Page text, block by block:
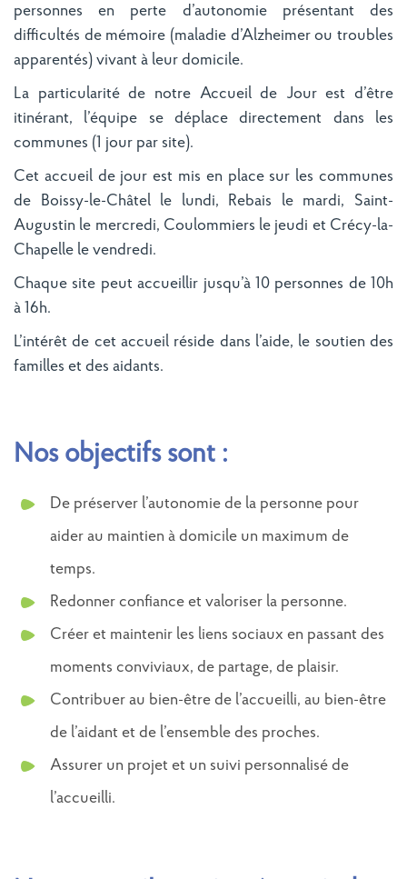
personnes en perte d’autonomie présentant des
difficultés de mémoire (maladie d’Alzheimer ou troubles
apparentés) vivant à leur domicile.
La particularité de notre Accueil de Jour est d’être
itinérant, l’équipe se déplace directement dans les
communes (1 jour par site).
Cet accueil de jour est mis en place sur les communes
de Boissy-le-Châtel le lundi, Rebais le mardi, Saint-
Augustin le mercredi, Coulommiers le jeudi et Crécy-la-
Chapelle le vendredi.
Chaque site peut accueillir jusqu’à 10 personnes de 10h
à 16h.
L’intérêt de cet accueil réside dans l’aide, le soutien des
familles et des aidants.
Nos objectifs sont :
De préserver l’autonomie de la personne pour
aider au maintien à domicile un maximum de
temps.
Redonner confiance et valoriser la personne.
Créer et maintenir les liens sociaux en passant des
moments conviviaux, de partage, de plaisir.
Contribuer au bien-être de l’accueilli, au bien-être
de l’aidant et de l’ensemble des proches.
Assurer un projet et un suivi personnalisé de
l’accueilli.